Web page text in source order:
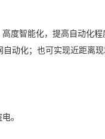
度智能化，提高自动化
动化；也可实现近距离
。